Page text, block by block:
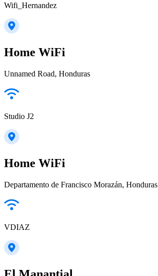
Wifi_Hernandez
Home WiFi
Unnamed Road, Honduras
Studio J2
Home WiFi
Departamento de Francisco Morazán, Honduras
VDIAZ